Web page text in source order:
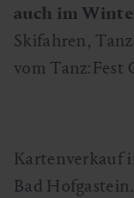
auch im
Skifahren,
vom Tanz:Fest
Kartenverkauf
Bad Hofgastein.